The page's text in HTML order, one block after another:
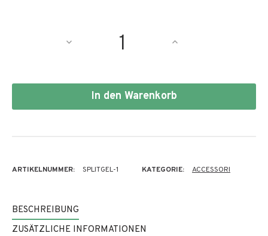
In den Warenkorb
ARTIKELNUMMER: SPLITGEL-1 KATEGORIE: ACCESSORI
BESCHREIBUNG
ZUSÄTZLICHE INFORMATIONEN